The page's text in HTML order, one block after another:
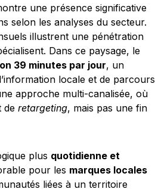
une présence significative
selon les analyses du secteur.
illustrent une pénétration
Dans ce paysage, le
39 minutes par jour, un
locale et de parcours
approche multi-canalisée, où
de retargeting, mais pas une fin
plus quotidienne et
pour les marques locales
liées à un territoire